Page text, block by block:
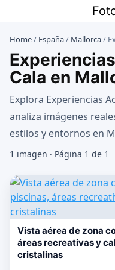
contenido
Home/ España/ Mallorca/
Cala en
Explora Experiencias
analiza imágenes
estilos y entornos en
1 imagen · Página 1 de 1
Vista aérea de zona
áreas recreativas y
cristalinas